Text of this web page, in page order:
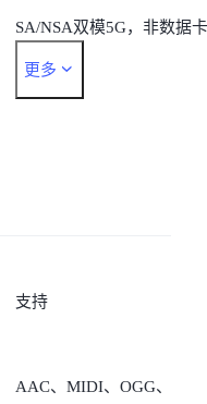
/B28/B32/B66;
5G NSA:
SA/NSA双模5G，非数据卡
的5G不支持SA（后期通过
5G/4G/2G、联通
5G/4G/2G”；
更多
支持
AAC、MIDI、OGG、